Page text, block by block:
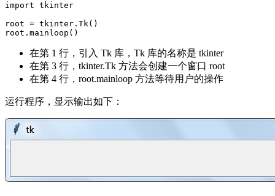
import tkinter
root = tkinter.Tk()
在第 1 行，引入 Tk 库，Tk 库的名称是 tkinter
在第 3 行，tkinter.Tk 方法会创建一个窗口 root
在第 4 行，root.mainloop 方法等待用户的操作
运行程序，显示输出如下：